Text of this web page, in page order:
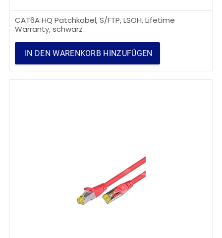
CAT6A HQ Patchkabel, S/FTP, LSOH, Lifetime
Warranty, schwarz
IN DEN WARENKORB HINZUFÜGEN